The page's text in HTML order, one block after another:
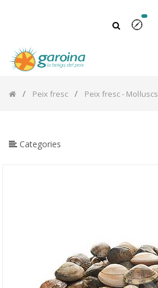
Peix fresc Peix fresc - Mol·luscs
Categories